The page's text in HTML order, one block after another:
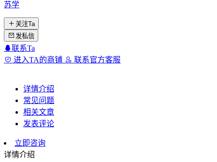
苏学
关注Ta
发私信
联系Ta
进入TA的商铺
联系官方客服
详情介绍
常见问题
相关文章
发表评论
立即咨询
详情介绍